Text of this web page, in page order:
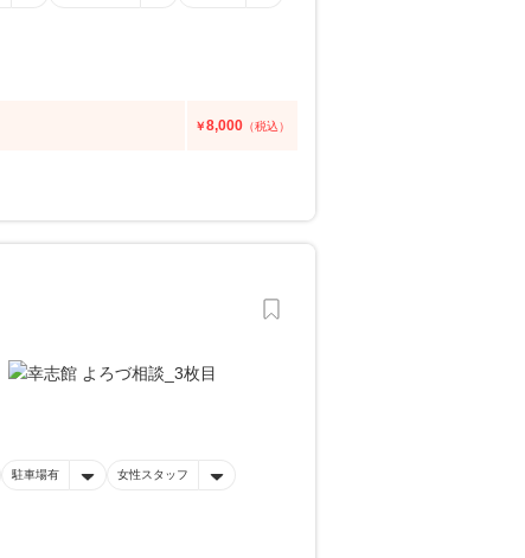
￥8,000 （税込）
駐車場有 女性スタッフ